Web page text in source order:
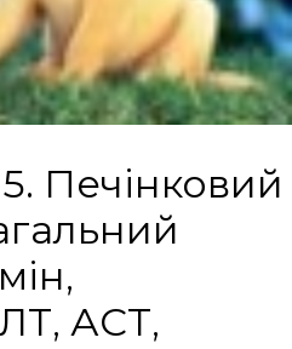
Печінковий
АСТ,